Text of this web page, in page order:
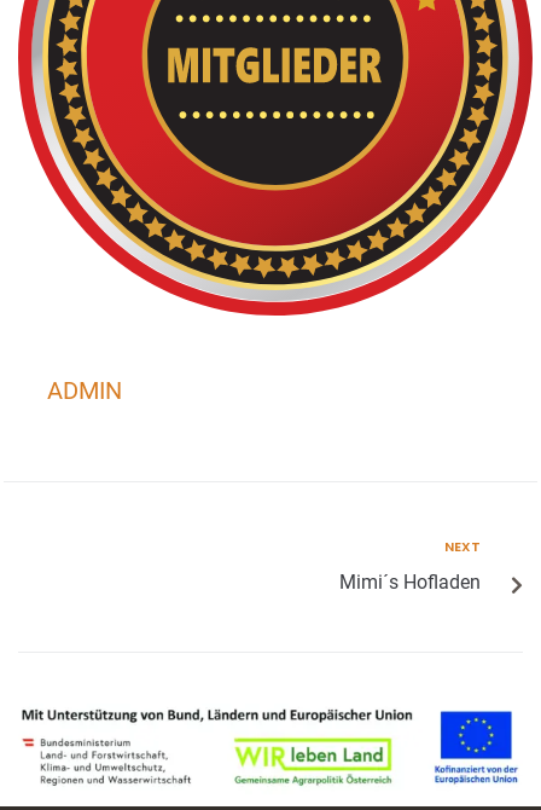
ADMIN
NEXT
Mimi´s Hofladen